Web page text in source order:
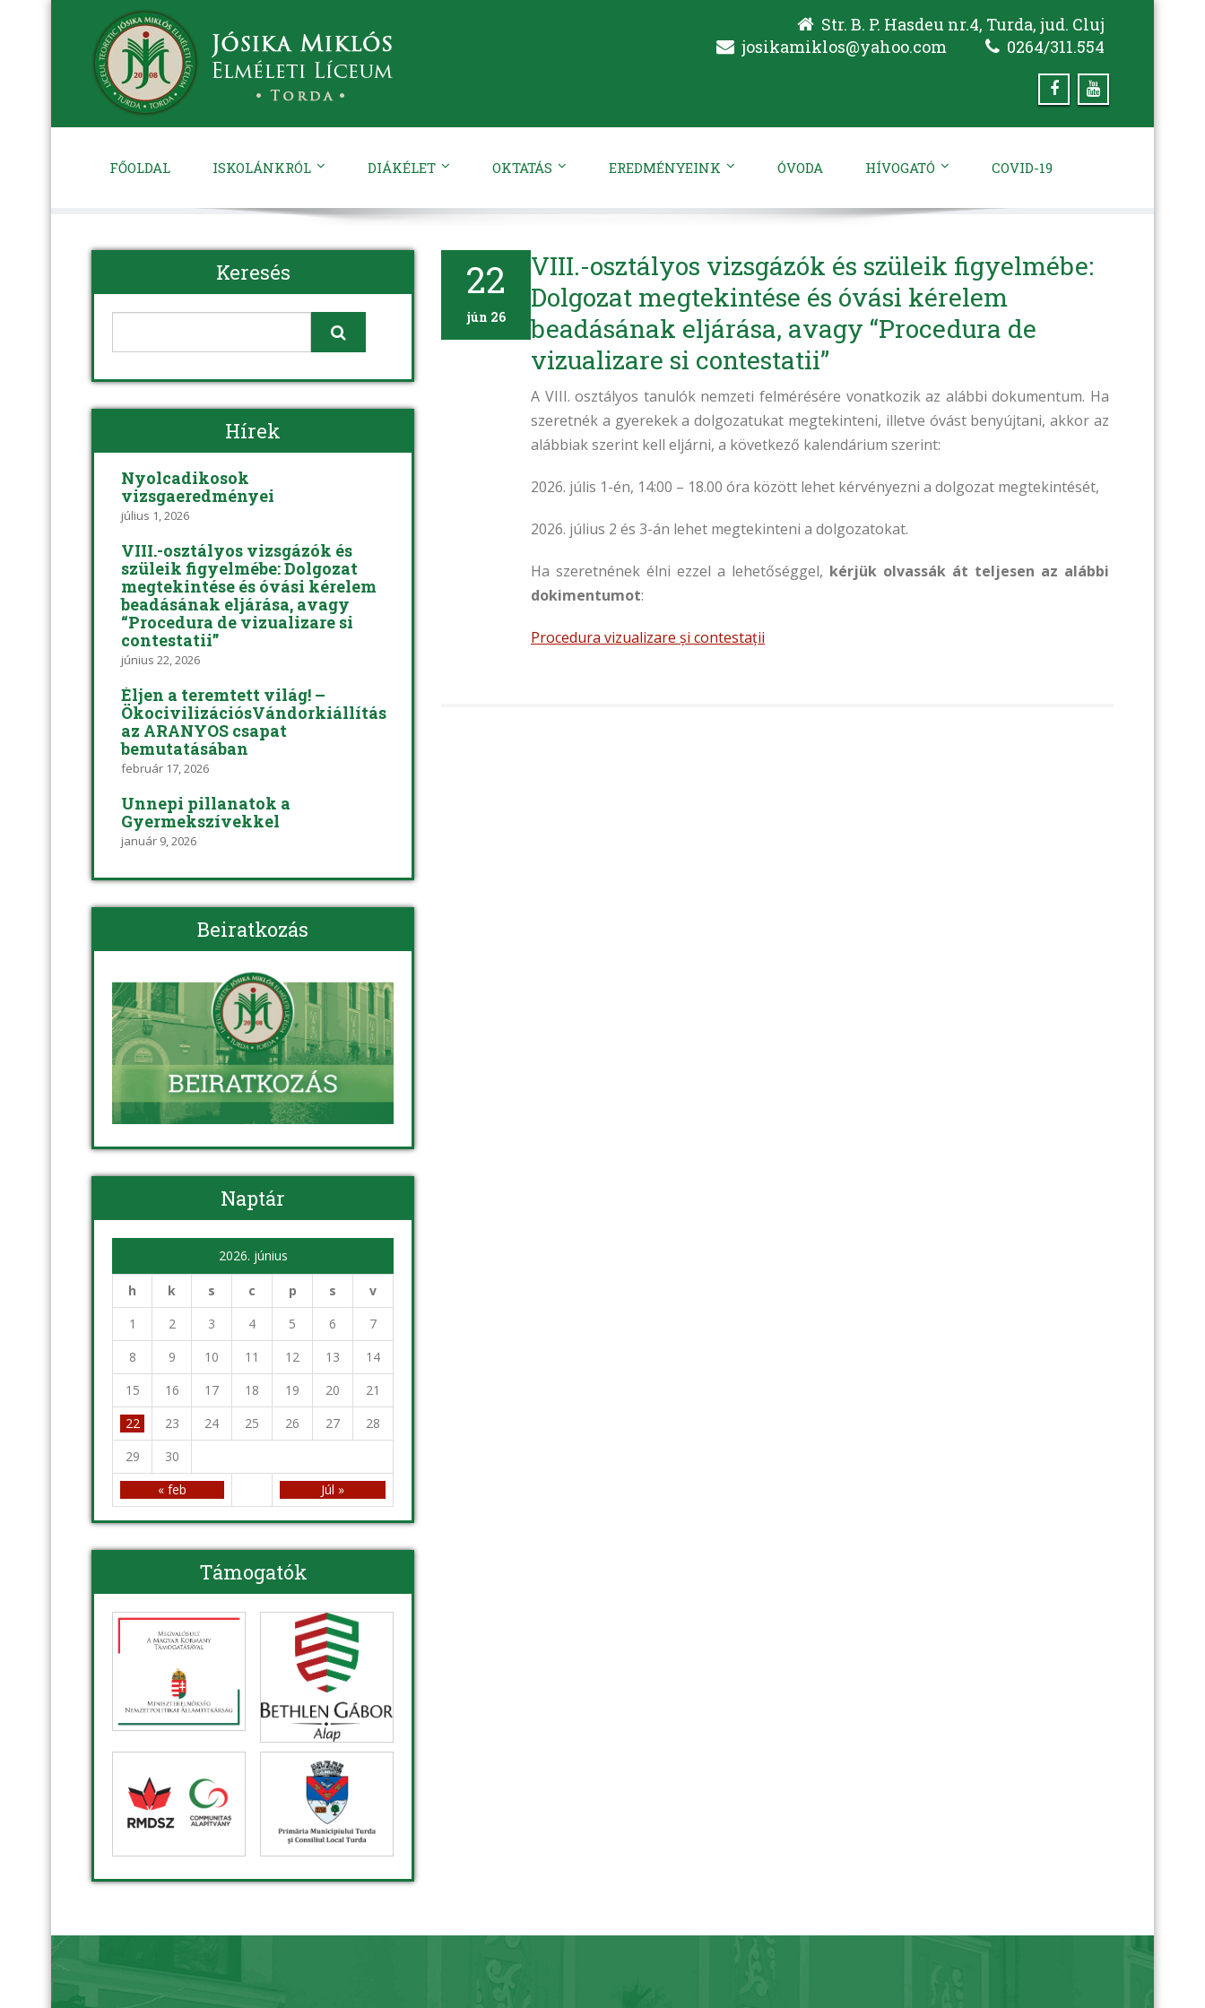
Str. B. P. Hasdeu nr.4, Turda, jud. Cluj
josikamiklos@yahoo.com
0264/311.554
FŐOLDAL ISKOLÁNKRÓL DIÁKÉLET OKTATÁS EREDMÉNYEINK ÓVODA HÍVOGATÓ COVID-19
Keresés
Hírek
Nyolcadikosok
vizsgaeredményei
július 1, 2026
VIII.-osztályos vizsgázók és
szüleik figyelmébe: Dolgozat
megtekintése és óvási kérelem
beadásának eljárása, avagy
“Procedura de vizualizare si
contestatii”
június 22, 2026
Éljen a teremtett világ! –
ÖkocivilizációsVándorkiállítás
az ARANYOS csapat
bemutatásában
február 17, 2026
Ünnepi pillanatok a
Gyermekszívekkel
január 9, 2026
Beiratkozás
Naptár
2026. június
h k s c p s v
« feb Júl »
1 2 3 4 5 6
7
8
9 10 11 12 13
14
15
16 17 18 19 20
21
22
23 24 25 26 27
28
29
30
Támogatók
22
jún 26
VIII.-osztályos vizsgázók és szüleik figyelmébe:
Dolgozat megtekintése és óvási kérelem
beadásának eljárása, avagy “Procedura de
vizualizare si contestatii”
A VIII. osztályos tanulók nemzeti felmérésére vonatkozik az alábbi dokumentum. Ha
szeretnék a gyerekek a dolgozatukat megtekinteni, illetve óvást benyújtani, akkor az
alábbiak szerint kell eljárni, a következő kalendárium szerint:
2026. júlis 1-én, 14:00 – 18.00 óra között lehet kérvényezni a dolgozat megtekintését,
2026. július 2 és 3-án lehet megtekinteni a dolgozatokat.
Ha szeretnének élni ezzel a lehetőséggel, kérjük olvassák át teljesen az alábbi
dokimentumot:
Procedura vizualizare și contestații